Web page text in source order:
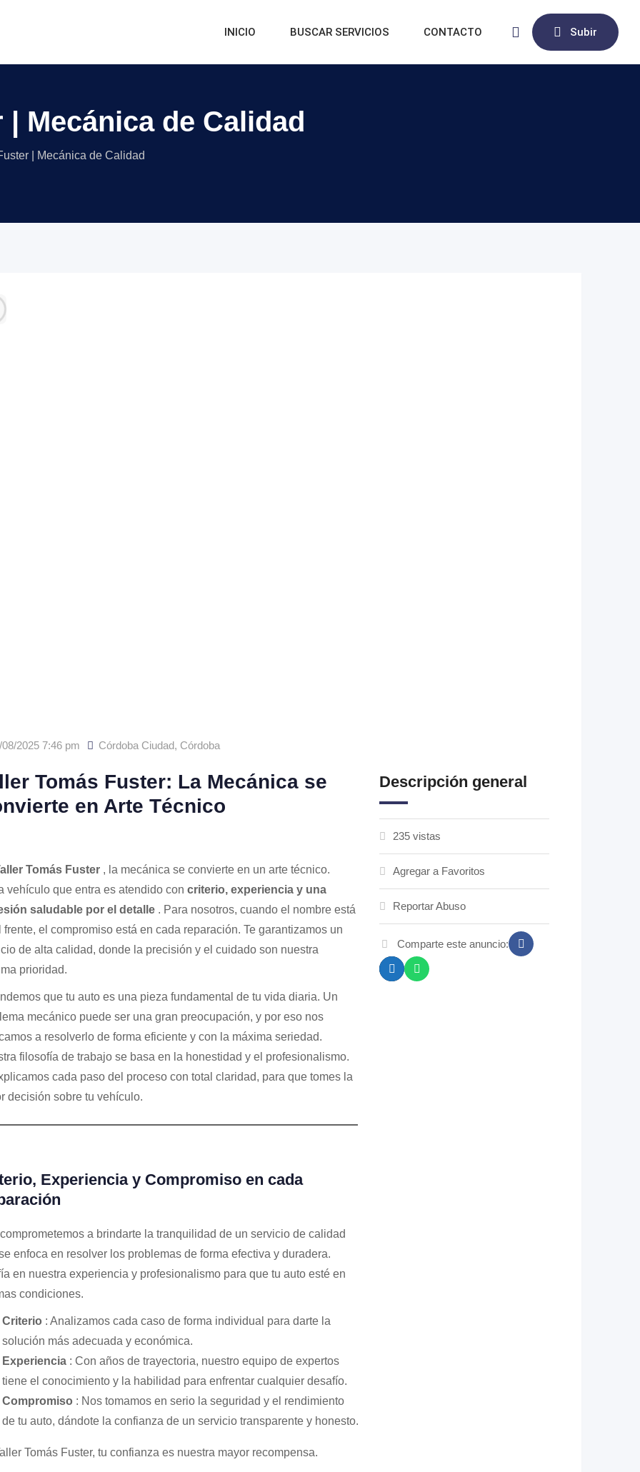
Subir
INICIO BUSCAR SERVICIOS CONTACTO
Mecánica de Calidad
| Mecánica de Calidad
2025 7:46 pm Córdoba Ciudad, Córdoba
Tomás Fuster: La Mecánica se
en Arte Técnico
Tomás Fuster, la mecánica se convierte en un arte técnico.
vehículo que entra es atendido con criterio, experiencia y una
saludable por el detalle. Para nosotros, cuando el nombre está
frente, el compromiso está en cada reparación. Te garantizamos un
de alta calidad, donde la precisión y el cuidado son nuestra
prioridad.
que tu auto es una pieza fundamental de tu vida diaria. Un
mecánico puede ser una gran preocupación, y por eso nos
a resolverlo de forma eficiente y con la máxima seriedad.
filosofía de trabajo se basa en la honestidad y el profesionalismo.
cada paso del proceso con total claridad, para que tomes la
decisión sobre tu vehículo.
Experiencia y Compromiso en cada
a brindarte la tranquilidad de un servicio de calidad
enfoca en resolver los problemas de forma efectiva y duradera.
en nuestra experiencia y profesionalismo para que tu auto esté en
condiciones.
Criterio : Analizamos cada caso de forma individual para darte la
solución más adecuada y económica.
Experiencia: Con años de trayectoria, nuestro equipo de expertos
tiene el conocimiento y la habilidad para enfrentar cualquier desafío.
Compromiso : Nos tomamos en serio la seguridad y el rendimiento
de tu auto, dándote la confianza de un servicio transparente y honesto.
Tomás Fuster, tu confianza es nuestra mayor recompensa.
Descripción general
235 vistas
Agregar a Favoritos
Reportar Abuso
Comparte este anuncio: